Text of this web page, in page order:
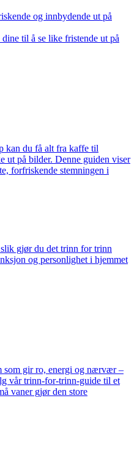
og innbydende ut på
til å se like fristende ut på
kan du få alt fra kaffe til
ut på bilder. Denne guiden viser
forfriskende stemningen i
gjør du det trinn for trinn
og personlighet i hjemmet
som gir ro, energi og nærvær –
vår trinn-for-trinn-guide til et
vaner gjør den store